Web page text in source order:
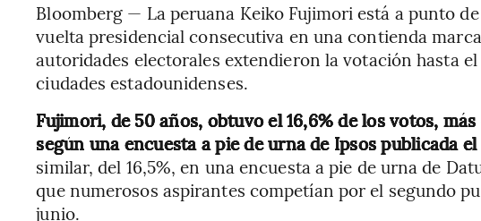
Bloomberg — La peruana Keiko Fujimori está a punto
vuelta presidencial consecutiva en una contienda
autoridades electorales extendieron la votación hasta
ciudades estadounidenses.
Fujimori, de 50 años, obtuvo el 16,6% de los votos,
según una encuesta a pie de urna de Ipsos publicada
similar, del 16,5%, en una encuesta a pie de urna de
que numerosos aspirantes competían por el segundo
junio.